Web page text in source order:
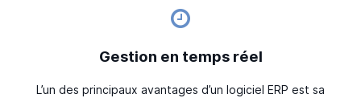
Gestion en temps réel
L’un des principaux avantages d’un logiciel ERP est sa